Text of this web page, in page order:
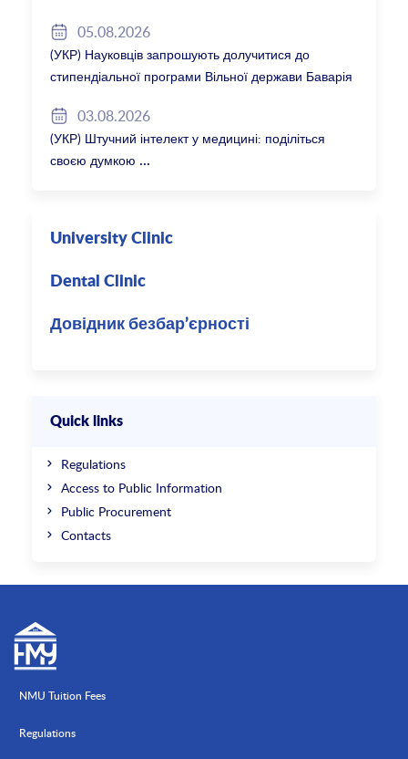
05.08.2026
(УКР) Науковців запрошують долучитися до
стипендіальної програми Вільної держави Баварія
03.08.2026
(УКР) Штучний інтелект у медицині: поділіться
своєю думкою
University Clinic
Dental Clinic
Довідник безбар’єрності
Quick links
Regulations
Access to Public Information
Public Procurement
Contacts
NMU Tuition Fees
Regulations